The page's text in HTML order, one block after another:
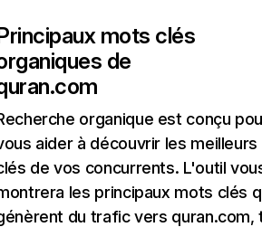
mots clés
de
organique est conçu
aider à découvrir les
de vos concurrents. L'outil
les principaux mots clés
du trafic vers quran.com,